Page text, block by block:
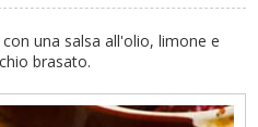
una salsa all'olio, limone e
brasato.